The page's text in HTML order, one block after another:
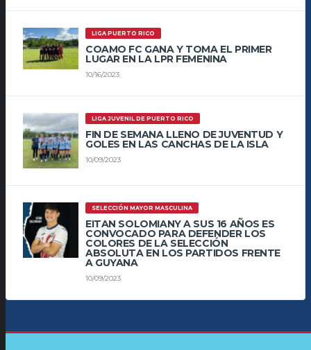
LIGA PUERTO RICO
COAMO FC GANA Y TOMA EL PRIMER
LUGAR EN LA LPR FEMENINA
10/16/2023
LIGA JUVENIL DE PUERTO RICO
FIN DE SEMANA LLENO DE JUVENTUD Y
GOLES EN LAS CANCHAS DE LA ISLA
10/09/2023
SELECCIÓN MAYOR MASCULINA
EITAN SOLOMIANY A SUS 16 AÑOS ES
CONVOCADO PARA DEFENDER LOS
COLORES DE LA SELECCIÓN
ABSOLUTA EN LOS PARTIDOS FRENTE
A GUYANA
10/09/2023